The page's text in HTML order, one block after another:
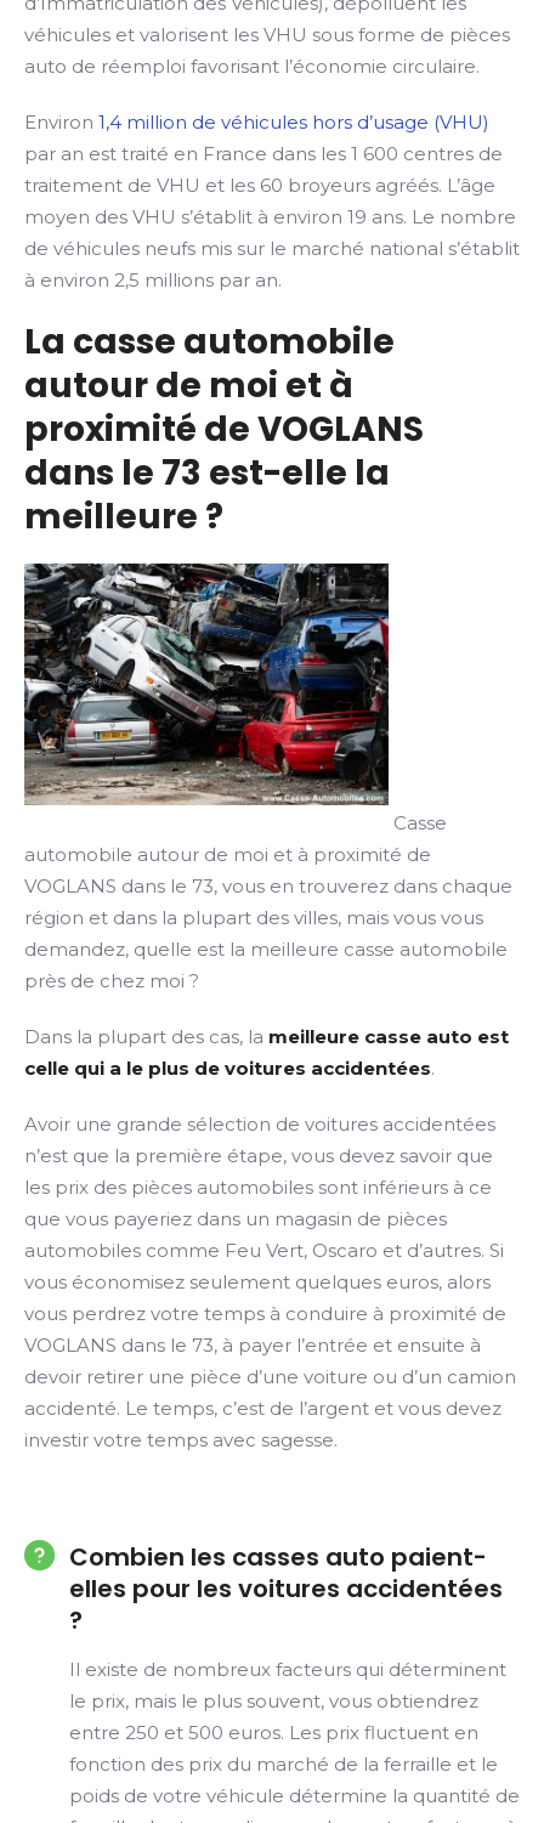
véhicules et valorisent les VHU sous forme de pièces
auto de réemploi favorisant l’économie circulaire.
Environ 1,4 million de véhicules hors d’usage (VHU)
par an est traité en France dans les 1 600 centres de
traitement de VHU et les 60 broyeurs agréés. L’âge
moyen des VHU s’établit à environ 19 ans. Le nombre
de véhicules neufs mis sur le marché national s’établit
à environ 2,5 millions par an.
La casse automobile
autour de moi et à
proximité de VOGLANS
dans le 73 est-elle la
meilleure ?
Casse
automobile autour de moi et à proximité de
VOGLANS dans le 73, vous en trouverez dans chaque
région et dans la plupart des villes, mais vous vous
demandez, quelle est la meilleure casse automobile
près de chez moi ?
Dans la plupart des cas, la meilleure casse auto est
celle qui a le plus de voitures accidentées.
Avoir une grande sélection de voitures accidentées
n’est que la première étape, vous devez savoir que
les prix des pièces automobiles sont inférieurs à ce
que vous payeriez dans un magasin de pièces
automobiles comme Feu Vert, Oscaro et d’autres. Si
vous économisez seulement quelques euros, alors
vous perdrez votre temps à conduire à proximité de
VOGLANS dans le 73, à payer l’entrée et ensuite à
devoir retirer une pièce d’une voiture ou d’un camion
accidenté. Le temps, c’est de l’argent et vous devez
investir votre temps avec sagesse.
Combien les casses auto paient-
elles pour les voitures accidentées
?
Il existe de nombreux facteurs qui déterminent
le prix, mais le plus souvent, vous obtiendrez
entre 250 et 500 euros. Les prix fluctuent en
fonction des prix du marché de la ferraille et le
poids de votre véhicule détermine la quantité de